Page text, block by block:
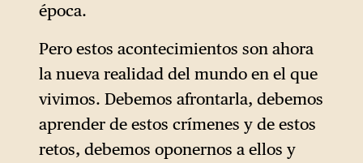
época.
Pero estos acontecimientos son ahora
la nueva realidad del mundo en el que
vivimos. Debemos afrontarla, debemos
aprender de estos crímenes y de estos
retos, debemos oponernos a ellos y